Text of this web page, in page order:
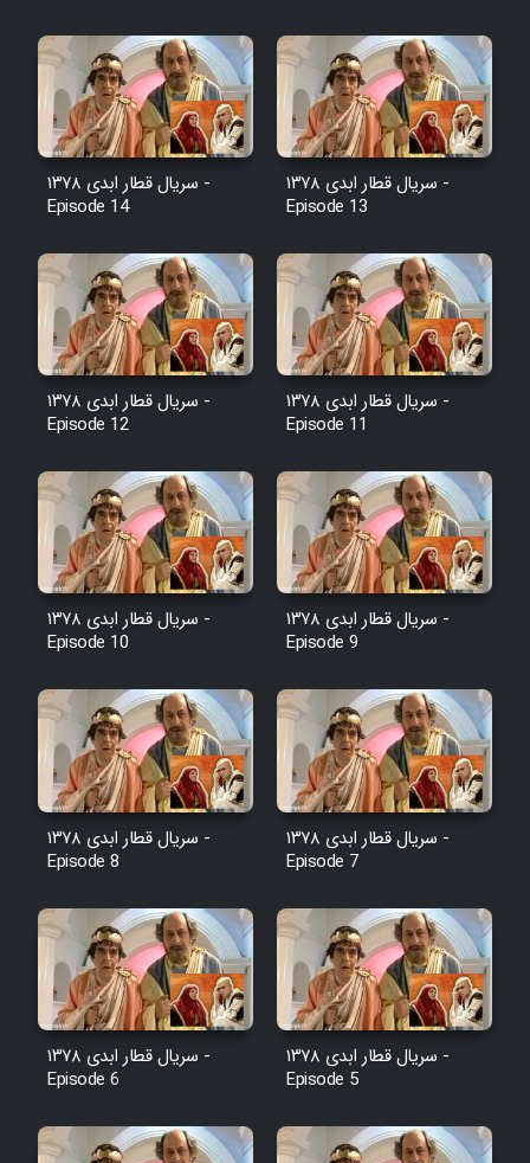
Cartoon Galiver - Kamel
(Dooble Farsi)
Film Shire Talayi (Dooble
Farsi)
Film Aseman Kharashe
Jahanami (Dooble Farsi)
Film Dastbord Be Bank (Dooble
Farsi)
Film Alpagoor (Dooble Farsi)
Film Herfeyi (Dooble Farsi)
Mostanad Margbartarin
Heyvanat Donya - Dooble Farsi
Film Toofangar (Dooble Farsi)
Farsi)
سریال قطار ابدی ۱۳۷۸ -
Episode 14
سریال قطار ابدی ۱۳۷۸ -
Episode 13
سریال قطار ابدی ۱۳۷۸ -
Episode 12
سریال قطار ابدی ۱۳۷۸ -
Episode 11
سریال قطار ابدی ۱۳۷۸ -
Episode 10
سریال قطار ابدی ۱۳۷۸ -
Episode 9
سریال قطار ابدی ۱۳۷۸ -
Episode 8
سریال قطار ابدی ۱۳۷۸ -
Episode 7
سریال قطار ابدی ۱۳۷۸ -
Episode 6
سریال قطار ابدی ۱۳۷۸ -
Episode 5